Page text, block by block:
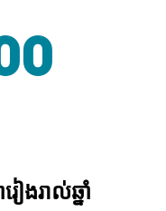
ងរាល់ឆ្នាំ